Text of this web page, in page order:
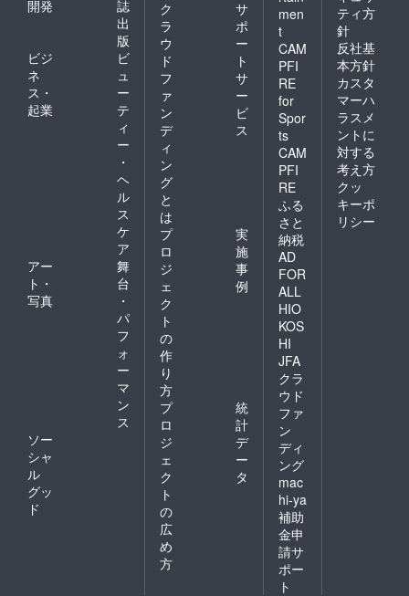
開発
誌
出
版
ビジ
ネ
ス・
起業
ビ
ュ
ー
テ
ィ
ー
・
ヘ
ル
ス
ケ
ア
アー
ト・
写真
舞
台
・
パ
フ
ォ
ー
マ
ン
ス
ソー
シャ
ル
グッ
ド
ク
ラ
ウ
ド
フ
ァ
ン
デ
ィ
ン
グ
と
は
サ
ポ
ー
ト
サ
ー
ビ
ス
プ
ロ
ジ
ェ
ク
ト
の
作
り
方
実
施
事
例
プ
ロ
ジ
ェ
ク
ト
の
広
め
方
統
計
デ
ー
タ
men
t
CAM
PFI
RE
for
Spor
ts
CAM
PFI
RE
ふる
さと
納税
AD
FOR
ALL
HIO
KOS
HI
JFA
クラ
ウド
ファ
ン
ディ
ング
mac
hi-ya
補助
金申
請サ
ポー
ト
ティ方
針
反社基
本方針
カスタ
マーハ
ラスメ
ントに
対する
考え方
クッ
キーポ
リシー